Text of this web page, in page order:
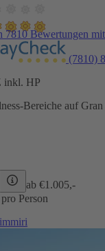
7810 Bewertungen
(7810)
inkl. HP
Bereiche auf Gran
ab €1.005,-
Person